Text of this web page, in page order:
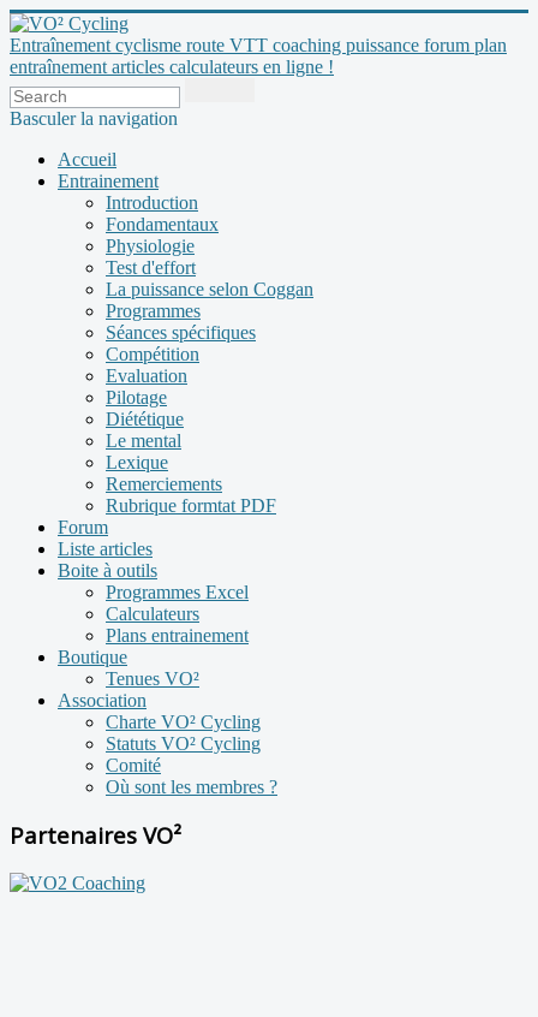
Entraînement cyclisme route VTT coaching puissance forum plan
entraînement articles calculateurs en ligne !
Basculer la navigation
Accueil
Entrainement
Introduction
Fondamentaux
Physiologie
Test d'effort
La puissance selon Coggan
Programmes
Séances spécifiques
Compétition
Evaluation
Pilotage
Diététique
Le mental
Lexique
Remerciements
Rubrique formtat PDF
Forum
Liste articles
Boite à outils
Programmes Excel
Calculateurs
Plans entrainement
Boutique
Tenues VO²
Association
Charte VO² Cycling
Statuts VO² Cycling
Comité
Où sont les membres ?
Partenaires VO²